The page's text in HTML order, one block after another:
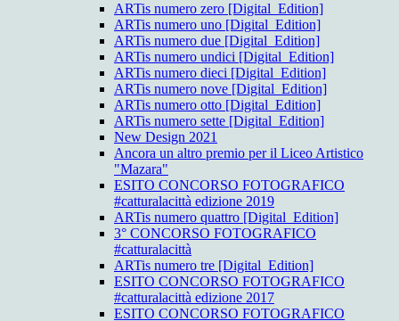
ARTis numero zero [Digital_Edition]
ARTis numero uno [Digital_Edition]
ARTis numero due [Digital_Edition]
ARTis numero undici [Digital_Edition]
ARTis numero dieci [Digital_Edition]
ARTis numero nove [Digital_Edition]
ARTis numero otto [Digital_Edition]
ARTis numero sette [Digital_Edition]
New Design 2021
Ancora un altro premio per il Liceo Artistico
"Mazara"
ESITO CONCORSO FOTOGRAFICO
#catturalacittà edizione 2019
ARTis numero quattro [Digital_Edition]
3° CONCORSO FOTOGRAFICO
#catturalacittà
ARTis numero tre [Digital_Edition]
ESITO CONCORSO FOTOGRAFICO
#catturalacittà edizione 2017
ESITO CONCORSO FOTOGRAFICO